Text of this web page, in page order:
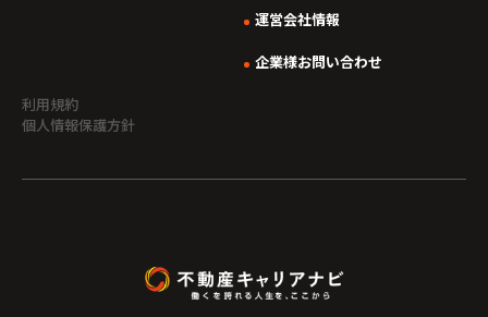
運営会社情報
企業様お問い合わせ
利用規約
個人情報保護方針